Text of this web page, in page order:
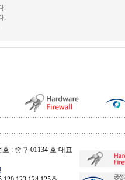
.
.
: 중구 01134 호 대표